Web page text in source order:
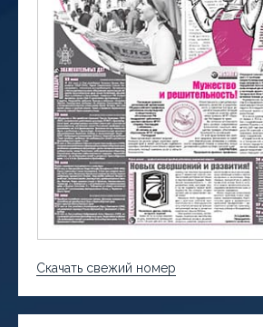
Скачать свежий номер